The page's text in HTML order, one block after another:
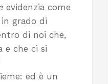
evidenzia come
grado di
di noi che,
e che ci si
ed è un